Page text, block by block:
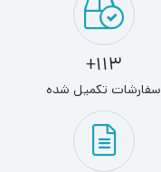
113+
سفارشات تکمیل شده